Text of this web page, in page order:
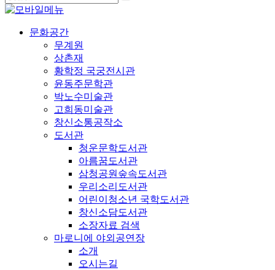
문화공간
무계원
상촌재
황학정 국궁전시관
윤동주문학관
박노수미술관
고희동미술관
창신소통공작소
도서관
청운문학도서관
아름꿈도서관
삼청공원숲속도서관
우리소리도서관
어린이청소년 국학도서관
창신소담도서관
소장자료 검색
마로니에 야외공연장
소개
오시는길